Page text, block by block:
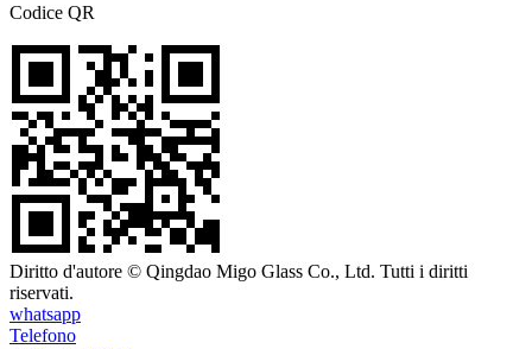
Codice QR
Diritto d'autore © Qingdao Migo Glass Co., Ltd. Tutti i diritti
riservati.
whatsapp
Telefono